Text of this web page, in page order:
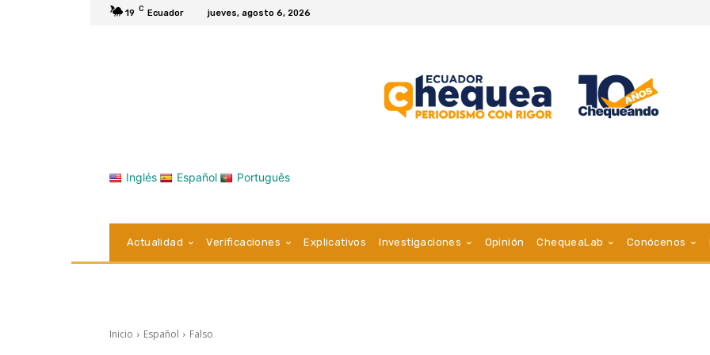
19 C Ecuador jueves, agosto 6, 2026
Inglés Español Português
Actualidad Verificaciones Explicativos Investigaciones Opinión ChequeaLab Conócenos
Inicio Español Falso